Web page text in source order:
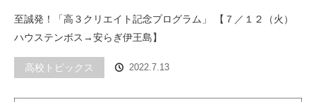
至誠発！「高３クリエイト記念プログラム」 【７／１２（火）
ハウステンボス→安らぎ伊王島】
高校トピックス 2022.7.13